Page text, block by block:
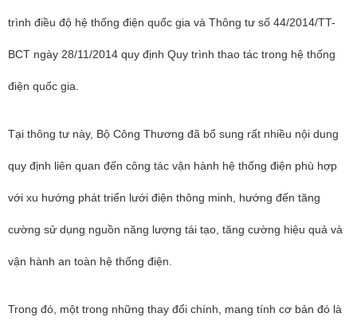
trình điều độ hệ thống điện quốc gia và Thông tư số 44/2014/TT-
BCT ngày 28/11/2014 quy định Quy trình thao tác trong hệ thống
điện quốc gia.
Tại thông tư này, Bộ Công Thương đã bổ sung rất nhiều nội dung
quy định liên quan đến công tác vận hành hệ thống điện phù hợp
với xu hướng phát triển lưới điện thông minh, hướng đến tăng
cường sử dụng nguồn năng lượng tái tạo, tăng cường hiệu quả và
vận hành an toàn hệ thống điện.
Trong đó, một trong những thay đổi chính, mang tính cơ bản đó là